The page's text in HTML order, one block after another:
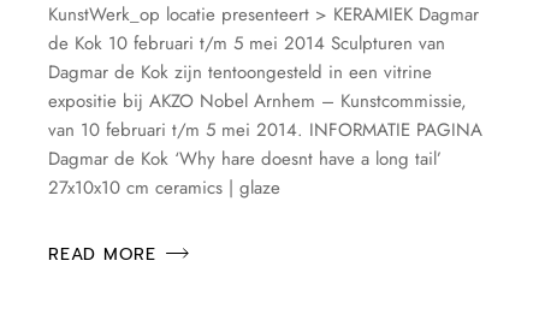
KunstWerk_op locatie presenteert > KERAMIEK Dagmar
de Kok 10 februari t/m 5 mei 2014 Sculpturen van
Dagmar de Kok zijn tentoongesteld in een vitrine
expositie bij AKZO Nobel Arnhem – Kunstcommissie,
van 10 februari t/m 5 mei 2014. INFORMATIE PAGINA
Dagmar de Kok ‘Why hare doesnt have a long tail’
27x10x10 cm ceramics | glaze
READ MORE